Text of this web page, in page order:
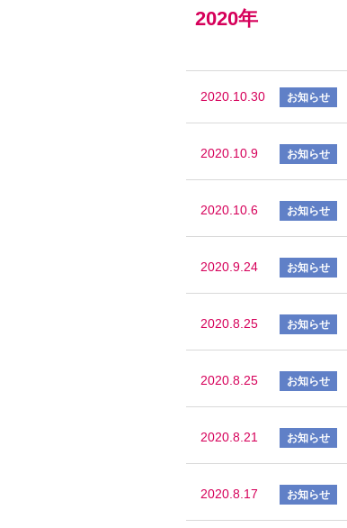
2020年
2020.10.30
2020.10.9
2020.10.6
2020.9.24
2020.8.25
2020.8.25
2020.8.21
2020.8.17